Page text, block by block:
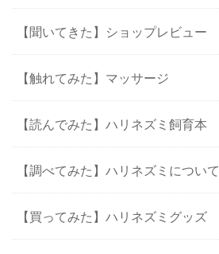
【聞いてきた】ショップレビュー
【触れてみた】マッサージ
【読んでみた】ハリネズミ飼育本
【調べてみた】ハリネズミについて
【買ってみた】ハリネズミグッズ